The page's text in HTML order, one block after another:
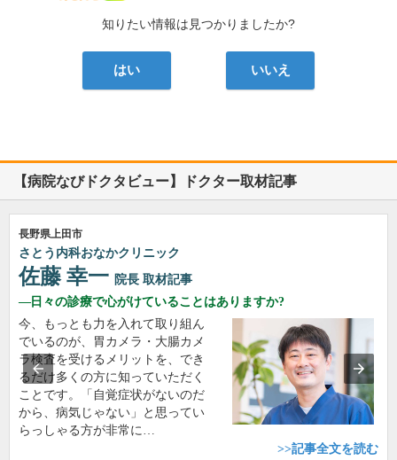
知りたい情報は見つかりましたか?
はい いいえ
【病院なびドクタビュー】ドクター取材記事
長野県上田市
さとう内科おなかクリニック
佐藤 幸一 院長 取材記事
日々の診療で心がけていることはありますか?
今、もっとも力を入れて取り組ん
でいるのが、胃カメラ・大腸カメ
ラ検査を受けるメリットを、でき
るだけ多くの方に知っていただく
ことです。「自覚症状がないのだ
から、病気じゃない」と思ってい
らっしゃる方が非常に…
>>記事全文を読む